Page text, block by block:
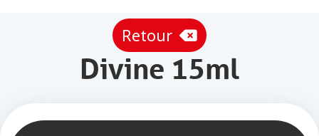
Retour
Divine 15ml